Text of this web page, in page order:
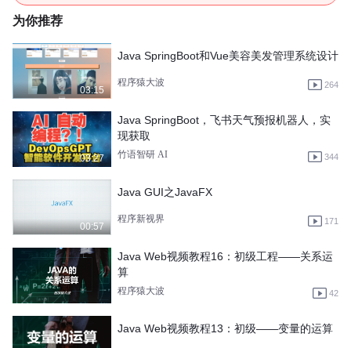
为你推荐
03:15
Java SpringBoot和Vue美容美发管理系统设计
程序猿大波 264
03:27
Java SpringBoot，飞书天气预报机器人，实
现获取
竹语智研 AI 344
00:57
Java GUI之JavaFX
程序新视界 171
Java Web视频教程16：初级工程——关系运
算
程序猿大波 42
Java Web视频教程13：初级——变量的运算